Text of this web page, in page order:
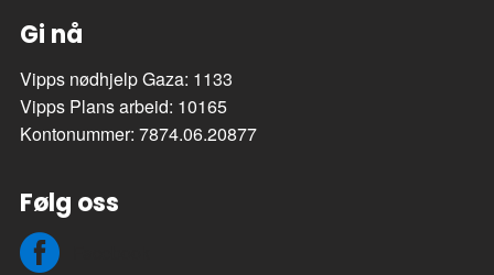
Gi nå
Vipps nødhjelp Gaza: 1133
Vipps Plans arbeid: 10165
Kontonummer: 7874.06.20877
Følg oss